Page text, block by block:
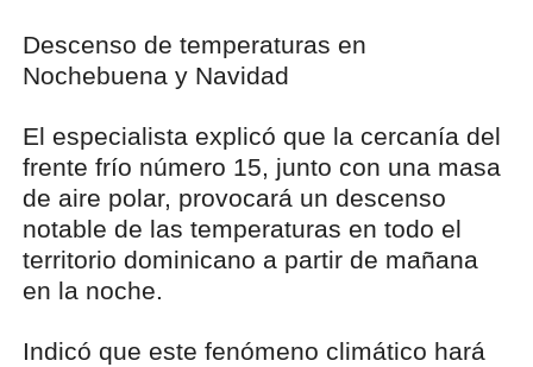
Descenso de temperaturas en
Nochebuena y Navidad
El especialista explicó que la cercanía del
frente frío número 15, junto con una masa
de aire polar, provocará un descenso
notable de las temperaturas en todo el
territorio dominicano a partir de mañana
en la noche.
Indicó que este fenómeno climático hará